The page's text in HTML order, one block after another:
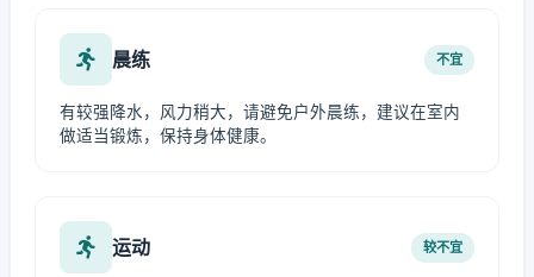
晨练 不宜
有较强降水，风力稍大，请避免户外晨练，建议在室内
做适当锻炼，保持身体健康。
运动 较不宜